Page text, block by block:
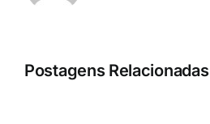
Postagens Relacionadas